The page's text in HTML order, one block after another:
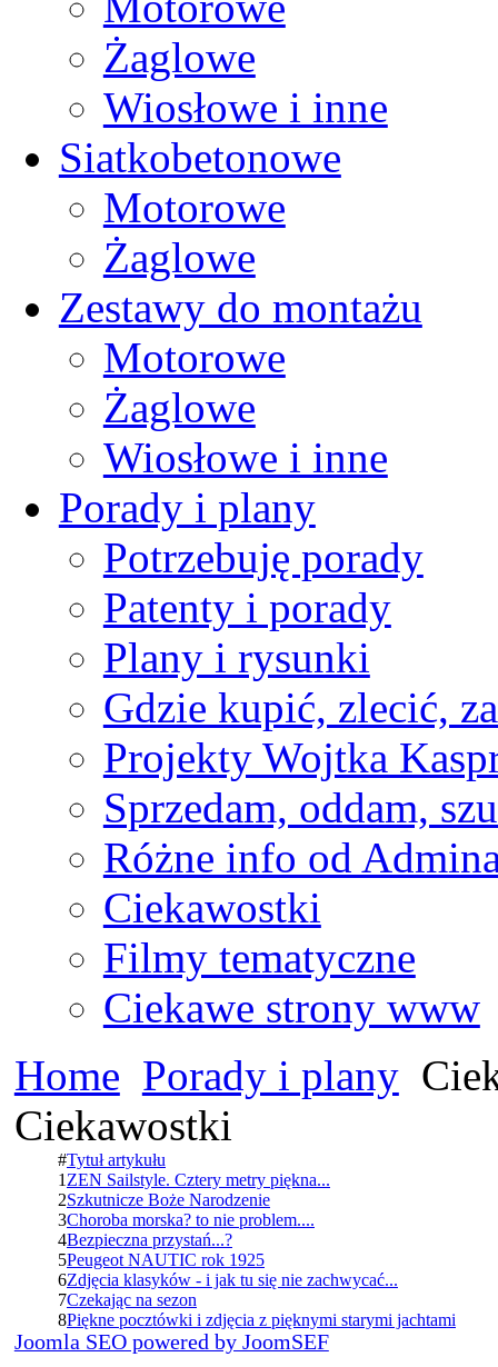
Żaglowe
Wiosłowe i inne
Siatkobetonowe
Motorowe
Żaglowe
Zestawy do montażu
Motorowe
Żaglowe
Wiosłowe i inne
Porady i plany
Potrzebuję porady
Patenty i porady
Plany i rysunki
Gdzie kupić, zlecić,
Projekty Wojtka
Sprzedam, oddam,
Różne info od
Ciekawostki
Filmy tematyczne
Ciekawe strony www
Home Porady i plany
Ciekawostki
#Tytuł artykułu
1 ZEN Sailstyle. Cztery metry piękna...
2Szkutnicze Boże Narodzenie
3Choroba morska? to nie problem....
4Bezpieczna przystań...?
5Peugeot NAUTIC rok 1925
6Zdjęcia klasyków - i jak tu się nie zachwycać...
7Czekając na sezon
8Piękne pocztówki i zdjęcia z pięknymi starymi jachtami
Joomla SEO powered by JoomSEF